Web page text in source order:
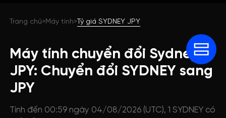
Trang chủ>Máy tính>Tỷ giá SYDNEY JPY
Máy tính chuyển đổi Sydney
JPY: Chuyển đổi SYDNEY sang
JPY
Tính đến 00:59 ngày 04/08/2026 (UTC), 1 SYDNEY có